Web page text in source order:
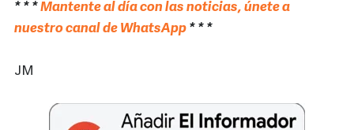
* * *Mantente al día con las noticias, únete a
nuestro canal de WhatsApp * * *
JM